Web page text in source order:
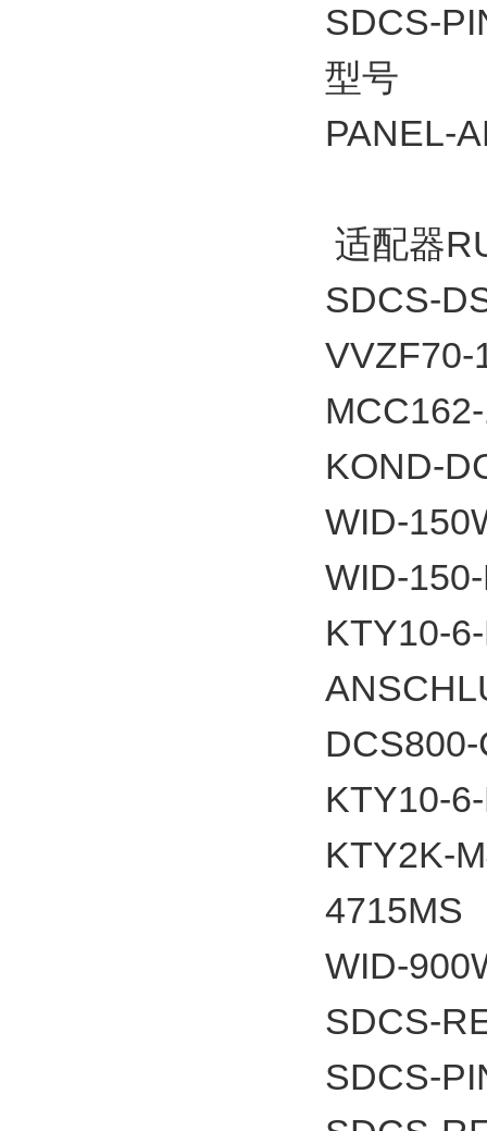
SDCS-
型号
PANEL-
适配器
SDCS-
VVZF70-
KOND-
WID-
WID-
KTY10-
KTY10-
WID-
SDCS-
SDCS-